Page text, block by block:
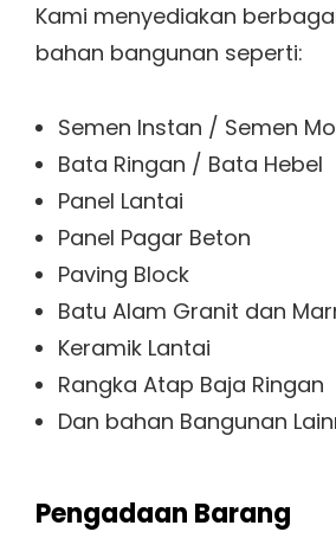
Kami menyediakan
bahan bangunan seperti:
Semen Instan / Semen
Bata Ringan / Bata Hebel
Panel Lantai
Panel Pagar Beton
Paving Block
Batu Alam Granit dan
Keramik Lantai
Rangka Atap Baja Ringan
Dan bahan Bangunan
Pengadaan Barang